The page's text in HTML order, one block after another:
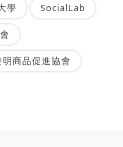
學 SocialLab
明商品促進協會